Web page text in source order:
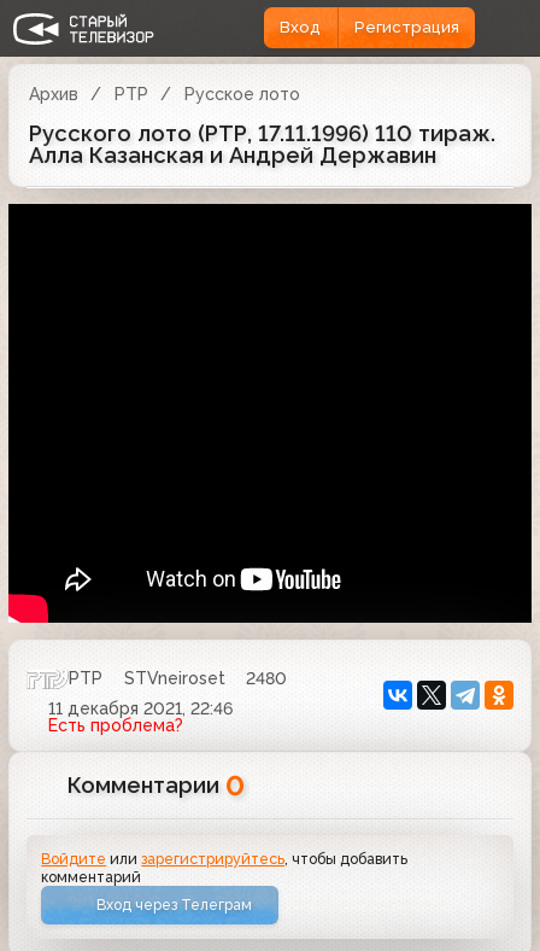
Вход Регистрация
Архив РТР Русское лото
Русского лото (РТР, 17.11.1996) 110 тираж.
Алла Казанская и Андрей Державин
РТР STVneiroset
2480
11 декабря 2021, 22:46
Есть проблема?
Комментарии 0
Войдите илизарегистрируйтесь , чтобы добавить
комментарий
Вход через Телеграм